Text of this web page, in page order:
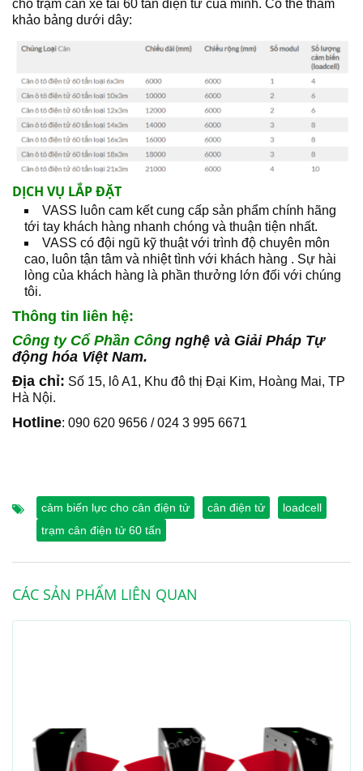
cho trạm cân xe tải 60 tấn điện tử của mình. Có thể tham
khảo bảng dưới dây:
DỊCH VỤ LẮP ĐẶT
VASS luôn cam kết cung cấp sản phẩm chính hãng
tới tay khách hàng nhanh chóng và thuận tiện nhất.
VASS có đội ngũ kỹ thuật với trình độ chuyên môn
cao, luôn tận tâm và nhiệt tình với khách hàng . Sự hài
lòng của khách hàng là phần thưởng lớn đối với chúng
tôi.
Thông tin liên hệ:
Công ty Cổ Phần Công nghệ và Giải Pháp Tự
động hóa Việt Nam.
Địa chỉ: Số 15, lô A1, Khu đô thị Đại Kim, Hoàng Mai, TP
Hà Nội.
Hotline: 090 620 9656 / 024 3 995 6671
cảm biến lực cho cân điện tử cân điện tử
loadcell
trạm cân điện tử 60 tấn
CÁC SẢN PHẨM LIÊN QUAN